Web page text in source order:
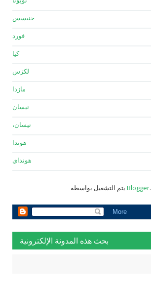
جنيسس
فورد
كيا
لكزس
مازدا
نيسان
نيسان،
هوندا
هونداي
Blogger.
بحث هذه المدونة الإلكترونية